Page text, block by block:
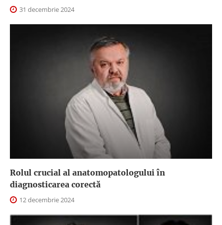
31 decembrie 2024
Rolul crucial al anatomopatologului în
diagnosticarea corectă
12 decembrie 2024